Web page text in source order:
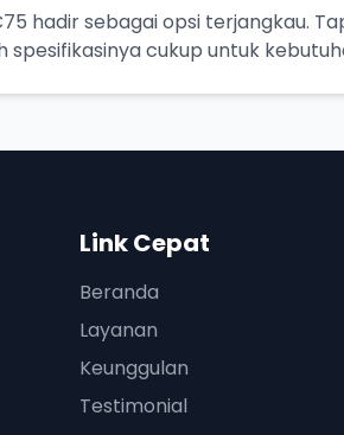
hadir sebagai opsi terjangkau.
spesifikasinya cukup untuk
Link Cepat
Beranda
Layanan
Keunggulan
Testimonial